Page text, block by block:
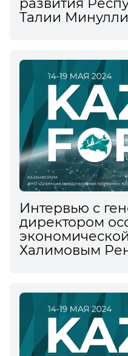
развития
Талии
Интервью c
директором
Халимовым